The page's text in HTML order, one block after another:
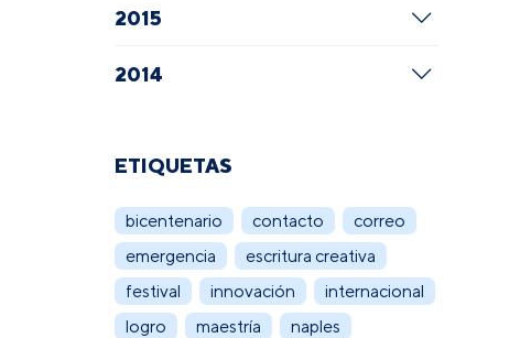
2015
2014
ETIQUETAS
bicentenario contacto
correo
emergencia
escritura creativa
festival
innovación
internacional
logro
maestría
naples